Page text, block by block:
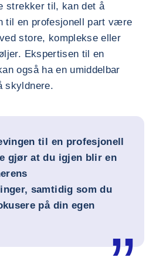
strekker til, kan det å
til en profesjonell part være
store, komplekse eller
Ekspertisen til en
også ha en umiddelbar
skyldnere.
til en profesjonell
gjør at du igjen blir en
samtidig som du
på din egen